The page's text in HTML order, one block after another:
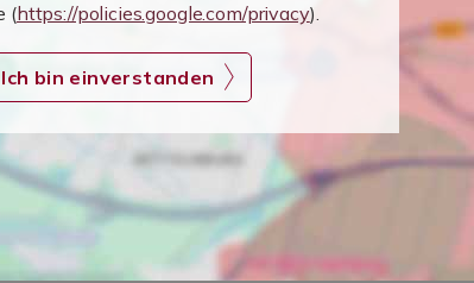
(https://policies.google.com/privacy).
Ich bin einverstanden